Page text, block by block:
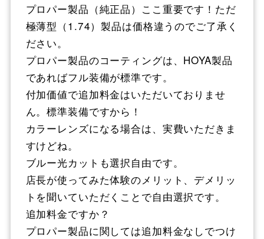
プロパー製品（純正品）ここ重要です！ただ
極薄型（1.74）製品は価格違うのでご了承く
ださい。
プロパー製品のコーティングは、HOYA製品
であればフル装備が標準です。
付加価値で追加料金はいただいておりませ
ん。標準装備ですから！
カラーレンズになる場合は、実費いただきま
すけどね。
ブルー光カットも選択自由です。
店長が使ってみた体験のメリット、デメリッ
トを聞いていただくことで自由選択です。
追加料金ですか？
プロパー製品に関しては追加料金なしでつけ